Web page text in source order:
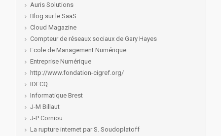
Auris Solutions
Blog sur le SaaS
Cloud Magazine
Compteur de réseaux sociaux de Gary Hayes
Ecole de Management Numérique
Entreprise Numérique
http://www.fondation-cigref.org/
IDECQ
Informatique Brest
J-M Billaut
J-P Corniou
La rupture internet par S. Soudoplatoff